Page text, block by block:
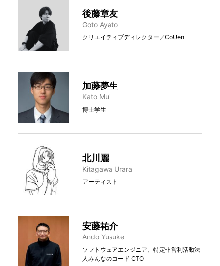
後藤章友
Goto Ayato
クリエイティブディレクター／CoUen
加藤夢生
Kato Mui
博士学生
北川麗
Kitagawa Urara
アーティスト
安藤祐介
Ando Yusuke
ソフトウェアエンジニア、特定非営利活動法
人みんなのコード CTO